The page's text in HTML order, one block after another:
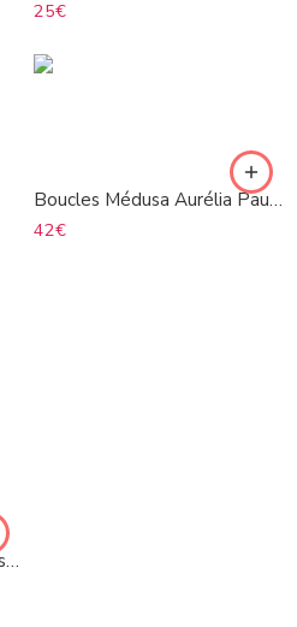
25€
Boucles d’oreilles clips Ernestine
Boucles Médusa Aurélia Paula noir
42€